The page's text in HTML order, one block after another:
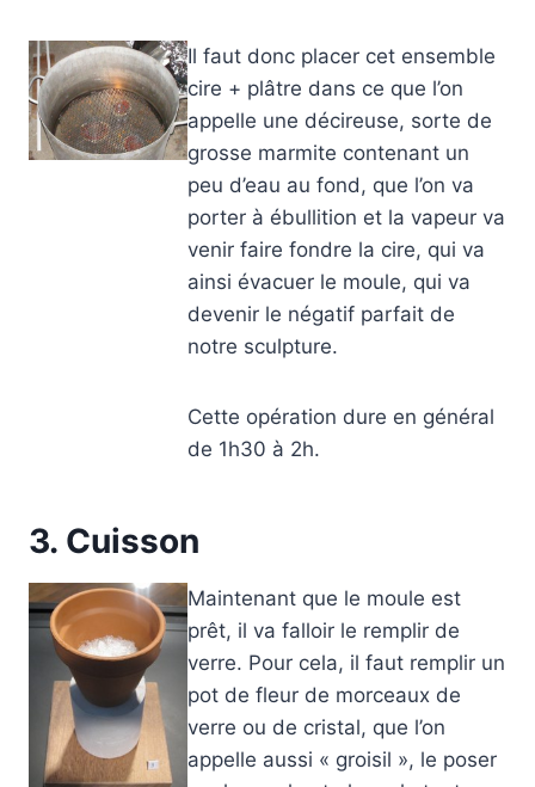
Il faut donc placer cet ensemble
cire + plâtre dans ce que l’on
appelle une décireuse, sorte de
grosse marmite contenant un
peu d’eau au fond, que l’on va
porter à ébullition et la vapeur va
venir faire fondre la cire, qui va
ainsi évacuer le moule, qui va
devenir le négatif parfait de
notre sculpture.
Cette opération dure en général
de 1h30 à 2h.
3. Cuisson
Maintenant que le moule est
prêt, il va falloir le remplir de
verre. Pour cela, il faut remplir un
pot de fleur de morceaux de
verre ou de cristal, que l’on
appelle aussi « groisil », le poser